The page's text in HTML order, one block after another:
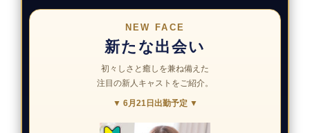
NEW FACE
新たな出会い
初々しさと癒しを兼ね備えた
注目の新人キャストをご紹介。
▼ 6月21日出勤予定 ▼